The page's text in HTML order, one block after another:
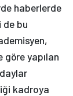
haberlerde
de bu
göre yapılan
kadroya